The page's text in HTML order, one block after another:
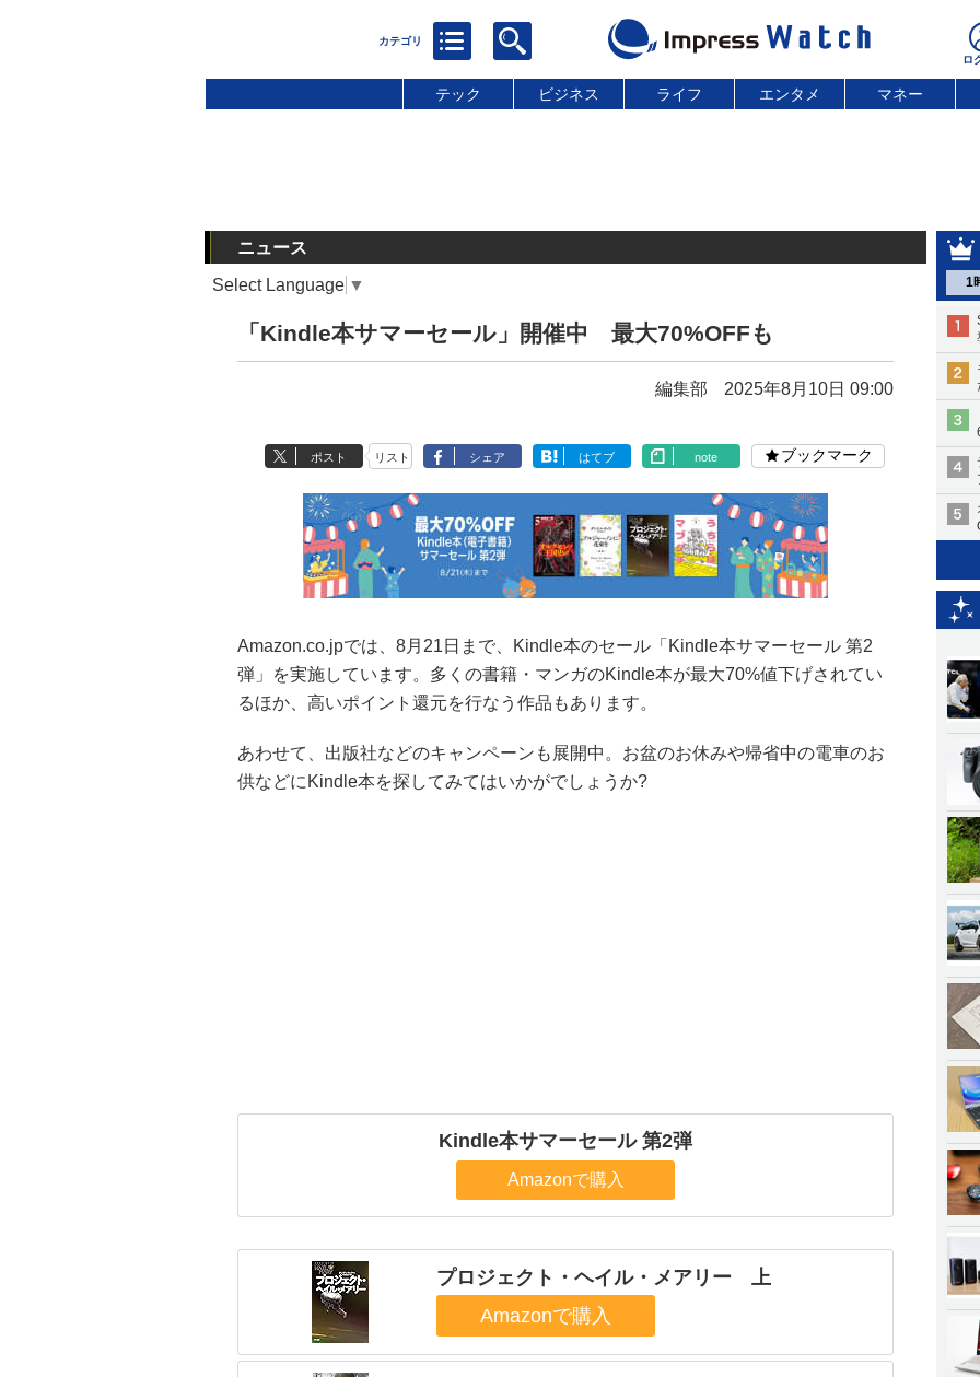
テック ビジネス ライフ エンタメ マネー
1
ニュース
Select Language ▼
「Kindle本サマーセール」開催中 最大70%OFFも
編集部 2025年8月10日 09:00
ポスト リスト シェア はてブ note ブックマーク
Amazon.co.jpでは、8月21日まで、Kindle本のセール「Kindle本サマーセール 第2
弾」を実施しています。多くの書籍・マンガのKindle本が最大70%値下げされてい
るほか、高いポイント還元を行なう作品もあります。
あわせて、出版社などのキャンペーンも展開中。お盆のお休みや帰省中の電車のお
供などにKindle本を探してみてはいかがでしょうか?
Kindle本サマーセール 第2弾
Amazonで購入
プロジェクト・ヘイル・メアリー 上